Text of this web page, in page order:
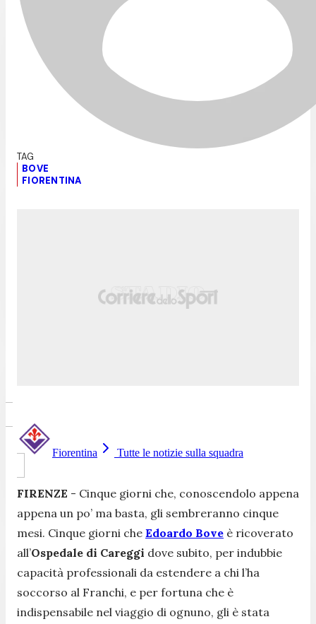
BOVE
FIORENTINA
Fiorentina Tutte le notizie sulla squadra
FIRENZE - Cinque giorni che, conoscendolo appena
appena un po’ ma basta, gli sembreranno cinque
mesi. Cinque giorni che Edoardo Bove è ricoverato
all’Ospedale di Careggi dove subito, per indubbie
capacità professionali da estendere a chi l’ha
soccorso al Franchi, e per fortuna che è
indispensabile nel viaggio di ognuno, gli è stata